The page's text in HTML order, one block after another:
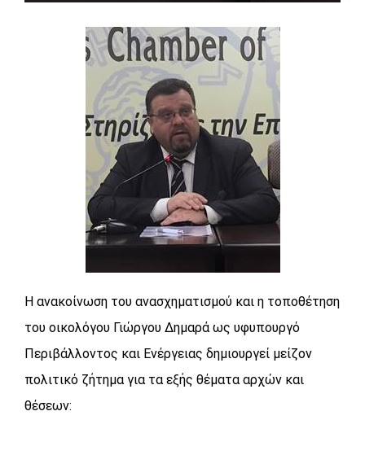
Η ανακοίνωση του ανασχηματισμού και η τοποθέτηση
του οικολόγου Γιώργου Δημαρά ως υφυπουργό
Περιβάλλοντος και Ενέργειας δημιουργεί μείζον
πολιτικό ζήτημα για τα εξής θέματα αρχών και
θέσεων: